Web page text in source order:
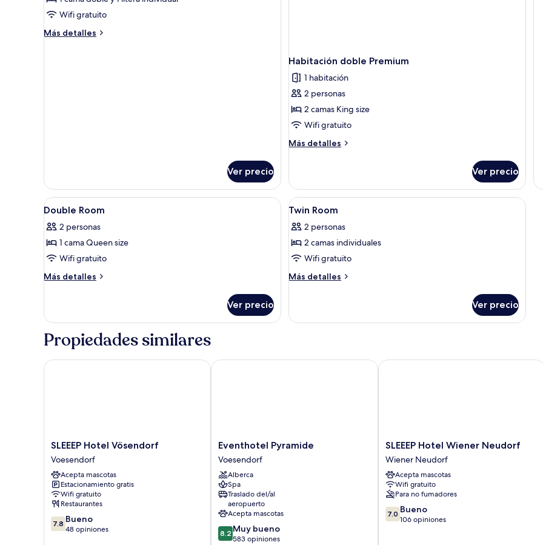
familiar
Wifi gratuito
Más detalles
Más
Ver precio
Habitación doble Premium
1 habitación
2 personas
2 camas King size
Wifi gratuito
Más detalles
Más
doble
Premium
Ver precio
Abrir
todas
las
fotos
de
Double
Habitación de hotel con una cama grande, vista panorámica de la ciudad y un mural en la pared.
4
Double Room
2 personas
1 cama Queen size
Wifi gratuito
Más detalles
Más
Room
Ver precio
Abrir
todas
las
fotos
de
Twin
Habitación de hotel con dos camas
2
Twin Room
2 personas
2 camas individuales
Wifi gratuito
Más detalles
Más
Room
Ver precio
Propiedades similares
SLEEEP
Hotel
Vösendorf
Voesendorf
SLEEEP Hotel Vösendorf
Voesendorf
Acepta mascotas
Estacionamiento gratis
Wifi gratuito
Restaurantes
7.8
de
7.8 Bueno
48 opiniones
SLEEEP Hotel Vösendorf
Eventhotel
Pyramide
Voesendorf
Eventhotel Pyramide
Voesendorf
Alberca
Spa
Traslado del/al
aeropuerto
Acepta mascotas
8.2
de
8.2 Muy bueno
583 opiniones
Eventhotel Pyramide
SLEEEP
Hotel
Wiener
Neudorf
Wiener
Neudorf
SLEEEP Hotel Wiener Neudorf
Wiener Neudorf
Acepta mascotas
Wifi gratuito
Para no fumadores
7.0
de
7.0 Bueno
106 opiniones
SLEEEP Hotel Wiener Neudorf